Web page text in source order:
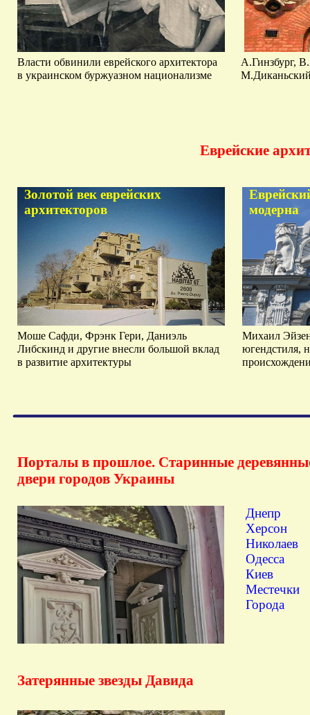
Затерянные звезды Давида
Порталы в прошлое. Старинные
двери городов Украины
Днепр
Херсон
Николаев
Одесса
Киев
Местечки
Города
А.Гинзбург,
Еврейские
Золотой век еврейских
архитекторов
Моше Сафди, Фрэнк Гери, Даниэль
Либскинд и другие внесли большой вклад
в развитие архитектуры
модерна
Михаил
югендстиля,
Власти обвинили еврейского архитектора
в украинском буржуазном национализме